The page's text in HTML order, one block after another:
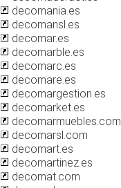
decomania.es
decomansl.es
decomar.es
decomarble.es
decomarc.es
decomare.es
decomargestion.es
decomarket.es
decomarmuebles.com
decomarsl.com
decomart.es
decomartinez.es
decomat.com